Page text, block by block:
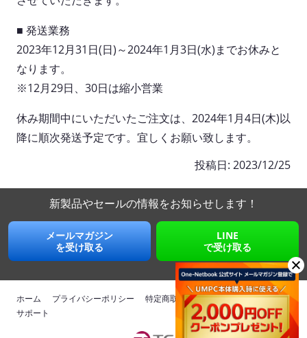
■ 発送業務
2023年12月31日(日)～2024年1月3日(水)までお休みと
なります。
※12月29日、30日は縮小営業
休み期間中にいただいたご注文は、2024年1月4日(木)以
降に順次発送予定です。宜しくお願い致します。
投稿日: 2023/12/25
新製品やセールの情報をお知らせします！
メールマガジン
を受け取る
LINE
で受け取る
ホーム プライバシーポリシー 特定商取引法に基づく表記
運営会社
サポート